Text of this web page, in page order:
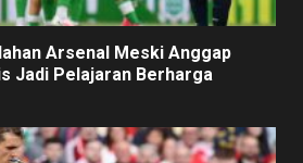
Arsenal Meski Anggap
Jadi Pelajaran Berharga